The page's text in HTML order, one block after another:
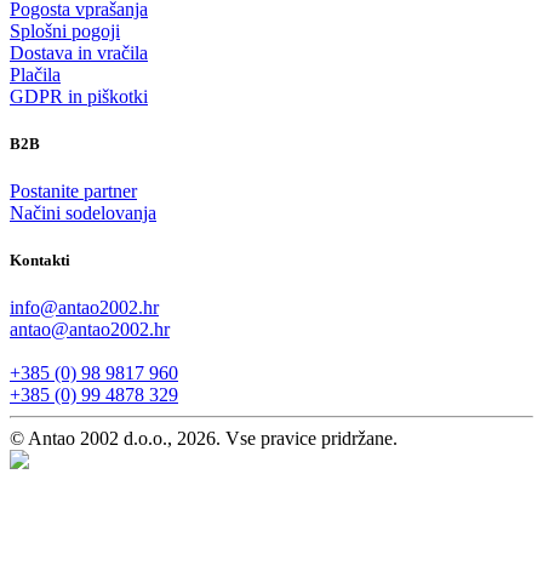
Pogosta vprašanja
Splošni pogoji
Dostava in vračila
Plačila
GDPR in piškotki
B2B
Postanite partner
Načini sodelovanja
Kontakti
info@antao2002.hr
antao@antao2002.hr
+385 (0) 98 9817 960
+385 (0) 99 4878 329
© Antao 2002 d.o.o., 2026. Vse pravice pridržane.